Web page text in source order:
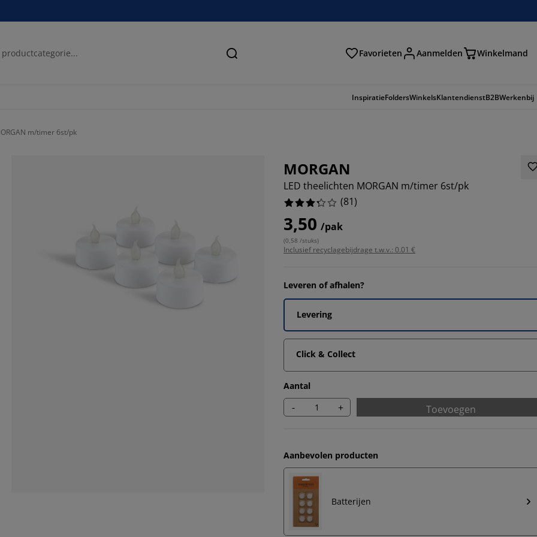
Zoeken Favorieten Aanmelden Winkelmand
InspiratieFoldersWinkelsKlantendienstB2BWerkenbij
m/timer 6st/pk
MORGAN
LED theelichten MORGAN m/timer 6st/pk
(81)
3,50 /pak
(0,58 /stuks)
Inclusief recyclagebijdrage t.w.v.: 0.01 €
Leveren of afhalen?
Levering
Click & Collect
Aantal
- + Toevoegen
Aanbevolen producten
Batterijen
45.67901234567901%
27.160493827160494%